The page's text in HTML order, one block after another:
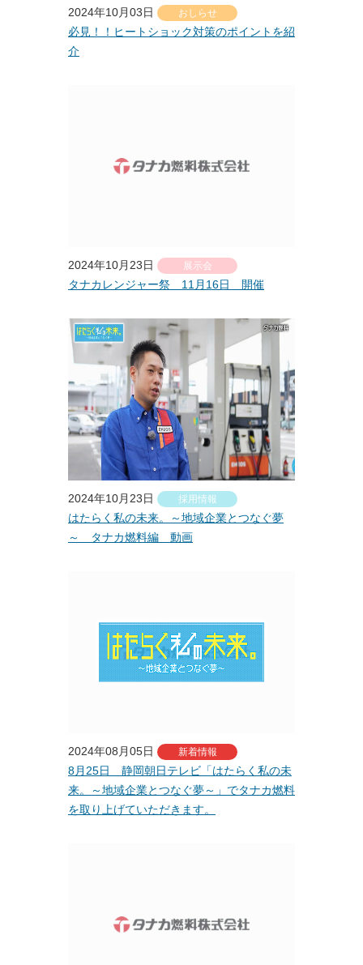
2024年10月03日 おしらせ
必見！！ヒートショック対策のポイントを紹
介
2024年10月23日 展示会
タナカレンジャー祭 11月16日 開催
2024年10月23日 採用情報
はたらく私の未来。～地域企業とつなぐ夢
～ タナカ燃料編 動画
2024年08月05日 新着情報
8月25日 静岡朝日テレビ「はたらく私の未
来。～地域企業とつなぐ夢～」でタナカ燃料
を取り上げていただきます。